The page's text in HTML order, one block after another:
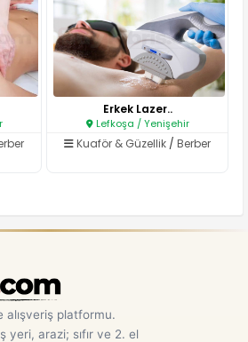
Erkek Lazer..
Lefkoşa / Yenişehir
Kuaför & Güzellik /Berber
alışveriş platformu.
yeri, arazi; sıfır ve 2. el